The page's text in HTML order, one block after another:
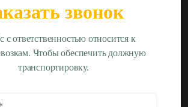
звонок
с ответственностью относится к
Чтобы обеспечить должную
транспортировку.